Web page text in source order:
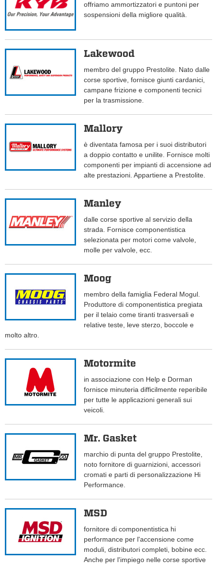
offriamo ammortizzatori e puntoni per
sospensioni della migliore qualità.
Lakewood
membro del gruppo Prestolite. Nato dalle
corse sportive, fornisce giunti cardanici,
campane frizione e componenti tecnici
per la trasmissione.
Mallory
è diventata famosa per i suoi distributori
a doppio contatto e unilite. Fornisce molti
componenti per impianti di accensione ad
alte prestazioni. Appartiene a Prestolite.
Manley
dalle corse sportive al servizio della
strada. Fornisce componentistica
selezionata per motori come valvole,
molle per valvole, ecc.
Moog
membro della famiglia Federal Mogul.
Produttore di componentistica pregiata
per il telaio come tiranti trasversali e
relative teste, leve sterzo, boccole e
molto altro.
Motormite
in associazione con Help e Dorman
fornisce minuteria difficilmente reperibile
per tutte le applicazioni generali sui
veicoli.
Mr. Gasket
marchio di punta del gruppo Prestolite,
noto fornitore di guarnizioni, accessori
cromati e parti di personalizzazione Hi
Performance.
MSD
fornitore di componentistica hi
performance per l'accensione come
moduli, distributori completi, bobine ecc.
Anche per l'impiego nelle corse sportive